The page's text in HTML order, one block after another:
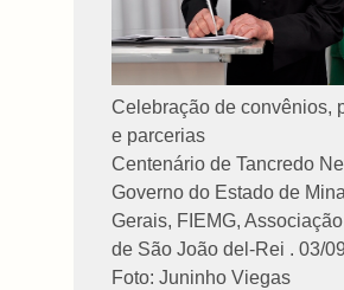
Celebração de convênios,
e parcerias
Centenário de Tancredo
Governo do Estado de
Gerais, FIEMG,
de São João del-Rei . 03/
Foto: Juninho Viegas